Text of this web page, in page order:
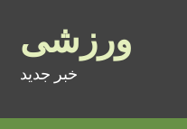
ورزشی
خبر جدید